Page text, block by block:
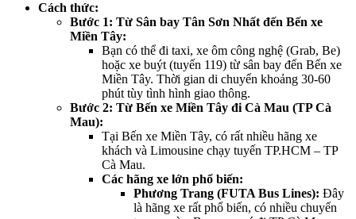
Cách thức:
Bước 1: Từ Sân bay Tân Sơn Nhất đến Bến xe
Miền Tây:
Bạn có thể đi taxi, xe ôm công nghệ (Grab, Be)
hoặc xe buýt (tuyến 119) từ sân bay đến Bến xe
Miền Tây. Thời gian di chuyển khoảng 30-60
phút tùy tình hình giao thông.
Bước 2: Từ Bến xe Miền Tây đi Cà Mau (TP Cà
Mau):
Tại Bến xe Miền Tây, có rất nhiều hãng xe
khách và Limousine chạy tuyến TP.HCM – TP
Cà Mau.
Các hãng xe lớn phổ biến:
Phương Trang (FUTA Bus Lines): Đây
là hãng xe rất phổ biến, có nhiều chuyến